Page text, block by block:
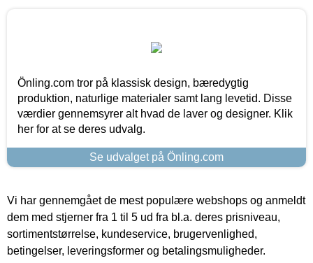
Önling.com tror på klassisk design, bæredygtig
produktion, naturlige materialer samt lang levetid. Disse
værdier gennemsyrer alt hvad de laver og designer. Klik
her for at se deres udvalg.
Se udvalget på Önling.com
Vi har gennemgået de mest populære webshops og anmeldt
dem med stjerner fra 1 til 5 ud fra bl.a. deres prisniveau,
sortimentstørrelse, kundeservice, brugervenlighed,
betingelser, leveringsformer og betalingsmuligheder.